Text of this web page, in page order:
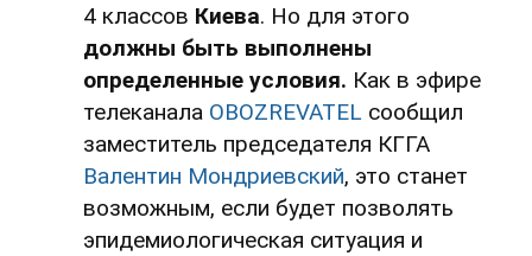
4 классов Киева. Но для этого
должны быть выполнены
определенные условия. Как в эфире
телеканала OBOZREVATEL сообщил
заместитель председателя КГГА
Валентин Мондриевский, это станет
возможным, если будет позволять
эпидемиологическая ситуация и